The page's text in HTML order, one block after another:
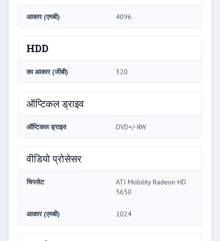
आकार (एमबी) 4096
HDD
का आकार (जीबी) 320
ऑप्टिकल ड्राइव
ऑप्टिकल ड्राइव DVD+/-RW
वीडियो प्रोसेसर
चिपसेट
ATI Mobility Radeon HD
5650
आकार (एमबी) 1024